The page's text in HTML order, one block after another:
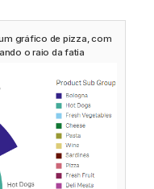
gráfico de pizza, com
o raio da fatia